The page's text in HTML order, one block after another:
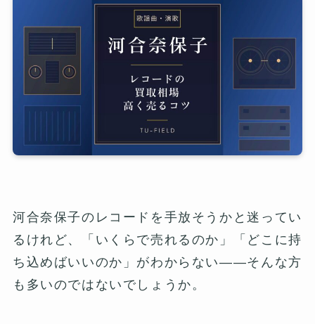
河合奈保子のレコードを手放そうかと迷ってい
るけれど、「いくらで売れるのか」「どこに持
ち込めばいいのか」がわからない——そんな方
も多いのではないでしょうか。